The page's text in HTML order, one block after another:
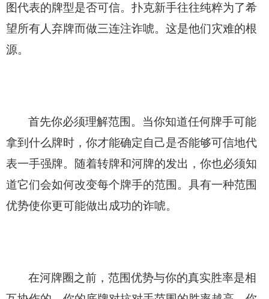
图代表的牌型是否可信。扑克新手往往纯粹为了希
望所有人弃牌而做三连注诈唬。这是他们灾难的根
源。
首先你必须理解范围。当你知道任何牌手可能
拿到什么牌时，你才能确定自己是否能够可信地代
表一手强牌。随着转牌和河牌的发出，你也必须知
道它们会如何改变每个牌手的范围。具有一种范围
优势使你更可能做出成功的诈唬。
在河牌圈之前，范围优势与你的真实胜率是相